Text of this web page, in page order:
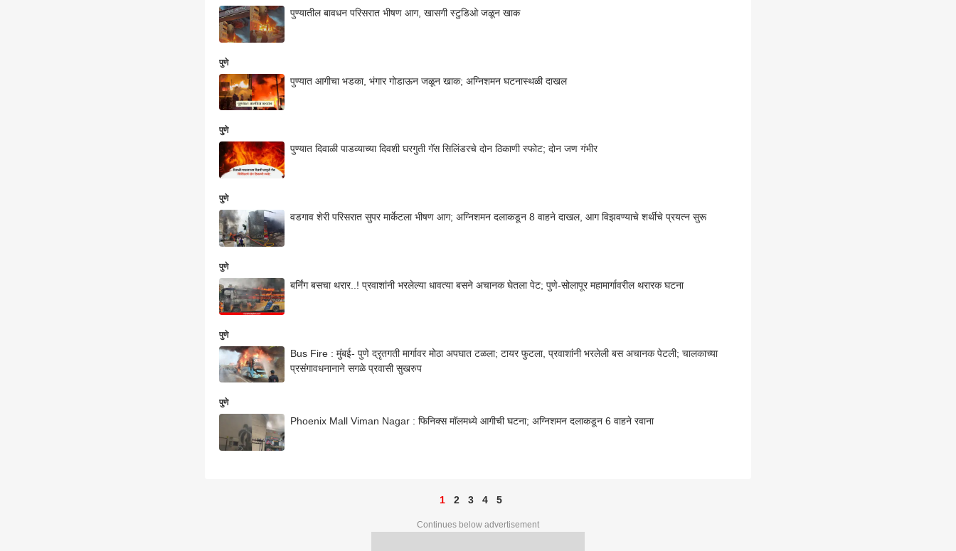
पुण्यातील बावधन परिसरात भीषण आग, खासगी स्टुडिओ जळून खाक
पुणे
पुण्यात आगीचा भडका, भंगार गोडाऊन जळून खाक; अग्निशमन घटनास्थळी दाखल
पुणे
पुण्यात दिवाळी पाडव्याच्या दिवशी घरगुती गॅस सिलिंडरचे दोन ठिकाणी स्फोट; दोन जण गंभीर
पुणे
वडगाव शेरी परिसरात सुपर मार्केटला भीषण आग; अग्निशमन दलाकडून 8 वाहने दाखल, आग विझवण्याचे शर्थीचे प्रयत्न सुरू
पुणे
बर्निंग बसचा थरार..! प्रवाशांनी भरलेल्या धावत्या बसने अचानक घेतला पेट; पुणे-सोलापूर महामार्गावरील थरारक घटना
पुणे
Bus Fire : मुंबई- पुणे द्रृतगती मार्गावर मोठा अपघात टळला; टायर फुटला, प्रवाशांनी भरलेली बस अचानक पेटली; चालकाच्या
प्रसंगावधनानाने सगळे प्रवासी सुखरुप
पुणे
Phoenix Mall Viman Nagar : फिनिक्स मॉलमध्ये आगीची घटना; अग्निशमन दलाकडून 6 वाहने रवाना
1 2 3 4 5
Continues below advertisement